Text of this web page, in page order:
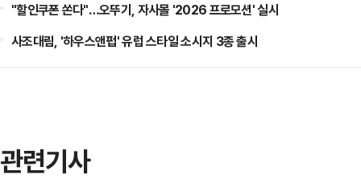
"할인쿠폰 쏜다"…오뚜기, 자사몰 '2026 프로모션' 실시
사조대림, '하우스앤펍' 유럽 스타일 소시지 3종 출시
관련기사